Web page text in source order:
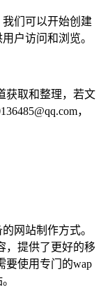
们可以开始创建
户访问和浏览。
获取和整理，若文
，
网站制作方式。
，提供了更好的移
要使用专门的wap